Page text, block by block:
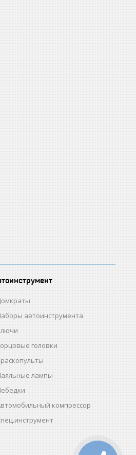
автоинструмента
головки
лампы
компрессор